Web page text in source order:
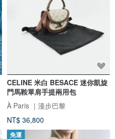
CELINE 米白 BESACE 迷你凱旋
門馬鞍單肩手提兩用包
À Paris ｜漫步巴黎
NT$ 36,800
免運